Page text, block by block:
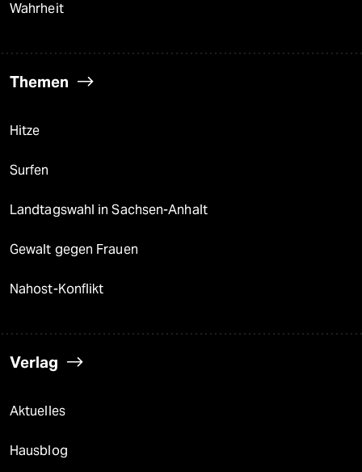
Wahrheit
Themen
Hitze
Surfen
Landtagswahl in Sachsen-Anhalt
Gewalt gegen Frauen
Nahost-Konflikt
Verlag
Aktuelles
Hausblog